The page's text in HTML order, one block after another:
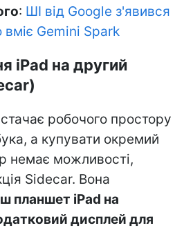
: ШІ від Google з'явився
Gemini Spark
iPad на другий
робочого простору
а купувати окремий
немає можливості,
Sidecar. Вона
планшет iPad на
дисплей для